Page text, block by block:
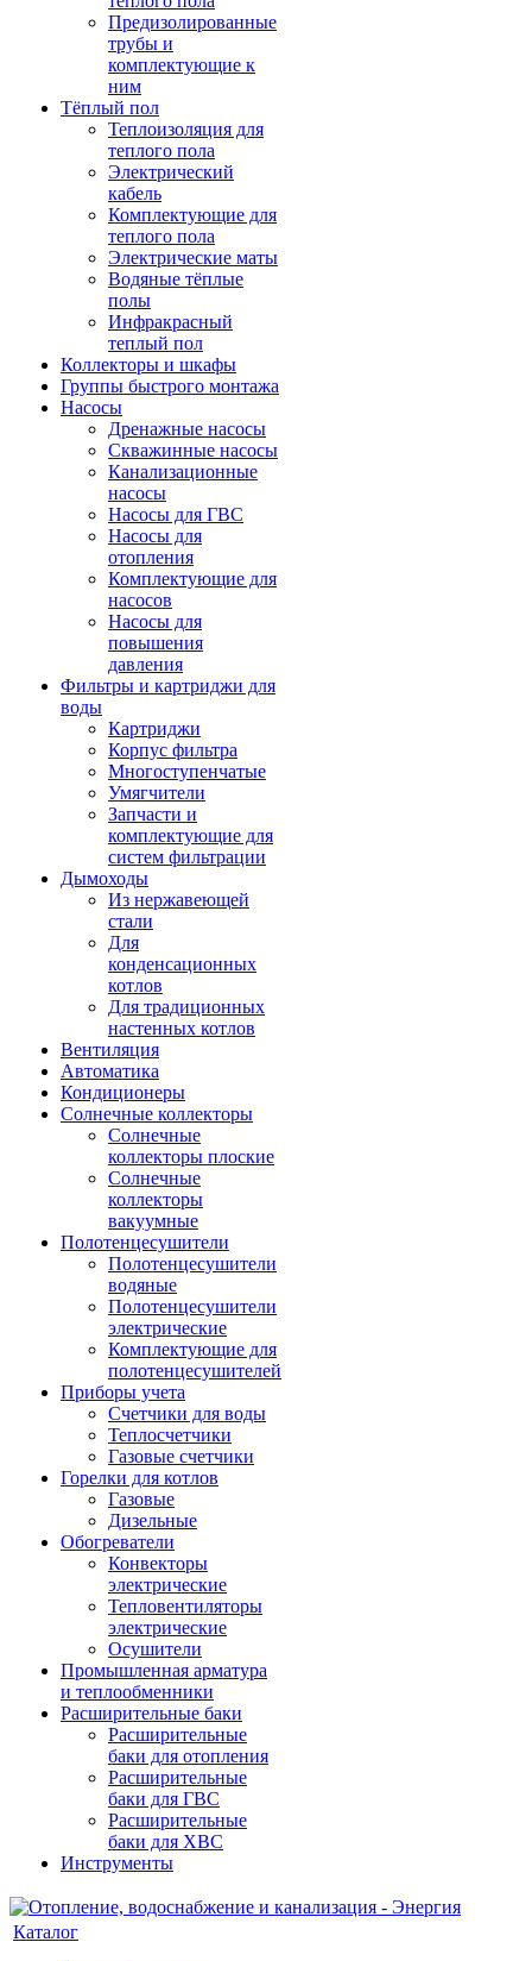
Предизолированные
трубы и
комплектующие к
ним
Тёплый пол
Теплоизоляция для
теплого пола
Электрический
кабель
Комплектующие для
теплого пола
Электрические маты
Водяные тёплые
полы
Инфракрасный
теплый пол
Коллекторы и шкафы
Группы быстрого монтажа
Насосы
Дренажные насосы
Скважинные насосы
Канализационные
насосы
Насосы для ГВС
Насосы для
отопления
Комплектующие для
насосов
Насосы для
повышения
давления
Фильтры и картриджи для
воды
Картриджи
Корпус фильтра
Многоступенчатые
Умягчители
Запчасти и
комплектующие для
систем фильтрации
Дымоходы
Из нержавеющей
стали
Для
конденсационных
котлов
Для традиционных
настенных котлов
Вентиляция
Автоматика
Кондиционеры
Солнечные коллекторы
Солнечные
коллекторы плоские
Солнечные
коллекторы
вакуумные
Полотенцесушители
Полотенцесушители
водяные
Полотенцесушители
электрические
Комплектующие для
полотенцесушителей
Приборы учета
Счетчики для воды
Теплосчетчики
Газовые счетчики
Горелки для котлов
Газовые
Дизельные
Обогреватели
Конвекторы
электрические
Тепловентиляторы
электрические
Осушители
Промышленная арматура
и теплообменники
Расширительные баки
Расширительные
баки для отопления
Расширительные
баки для ГВС
Расширительные
баки для ХВС
Инструменты
Каталог